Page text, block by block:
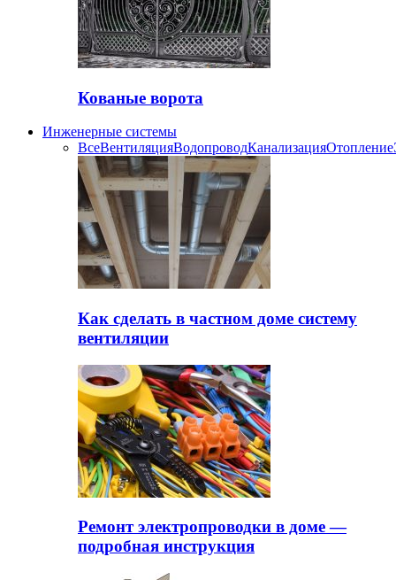
Кованые ворота
Инженерные системы
ВсеВентиляцияВодопроводКанализацияОтопление
Как сделать в частном доме систему
вентиляции
Ремонт электропроводки в доме —
подробная инструкция